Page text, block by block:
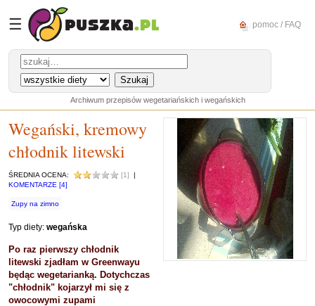
☰ pomoc / FAQ
Archiwum przepisów wegetariańskich i wegańskich
Wegański, kremowy
chłodnik litewski
ŚREDNIA OCENA: [1]
|
KOMENTARZE [4]
Zupy na zimno
Typ diety: wegańska
Po raz pierwszy chłodnik
litewski zjadłam w Greenwayu
będąc wegetarianką. Dotychczas
"chłodnik" kojarzył mi się z
owocowymi zupami